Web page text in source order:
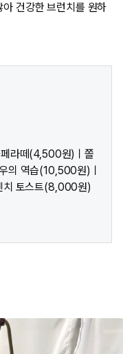
건강한 브런치를 원하
라떼(4,500원)ㅣ쫄
의 역습(10,500원)ㅣ
치 토스트(8,000원)